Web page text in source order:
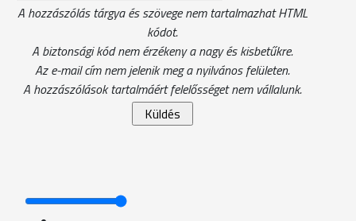
A hozzászólás tárgya és szövege nem tartalmazhat HTML
kódot.
A biztonsági kód nem érzékeny a nagy és kisbetűkre.
Az e-mail cím nem jelenik meg a nyilvános felületen.
A hozzászólások tartalmáért felelősséget nem vállalunk.